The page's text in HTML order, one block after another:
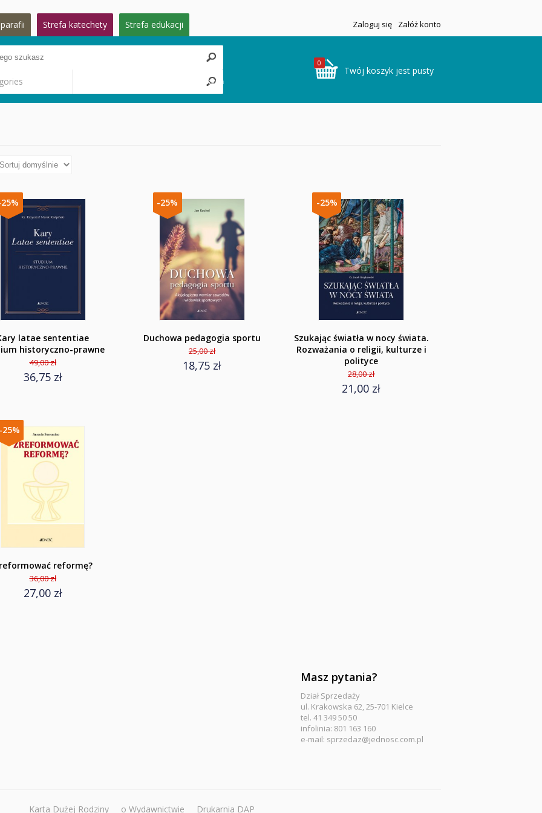
Strefa katechety Strefa edukacji Zaloguj się Załóż konto
Search
0
Twój koszyk jest pusty
latae sententiae
historyczno-prawne
49,00 zł
36,75 zł
-25%
Duchowa pedagogia sportu
25,00 zł
18,75 zł
-25%
Szukając światła w nocy świata.
Rozważania o religii, kulturze i
polityce
28,00 zł
21,00 zł
reformę?
36,00 zł
27,00 zł
Masz pytania?
Dział Sprzedaży
ul. Krakowska 62, 25-701 Kielce
tel. 41 349 50 50
infolinia: 801 163 160
e-mail: sprzedaz@jednosc.com.pl
Karta Dużej Rodziny o Wydawnictwie Drukarnia DAP